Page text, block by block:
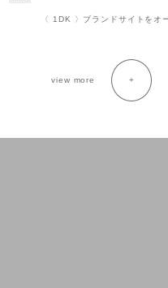
〈 1DK 〉ブランドサイトをオ
view more